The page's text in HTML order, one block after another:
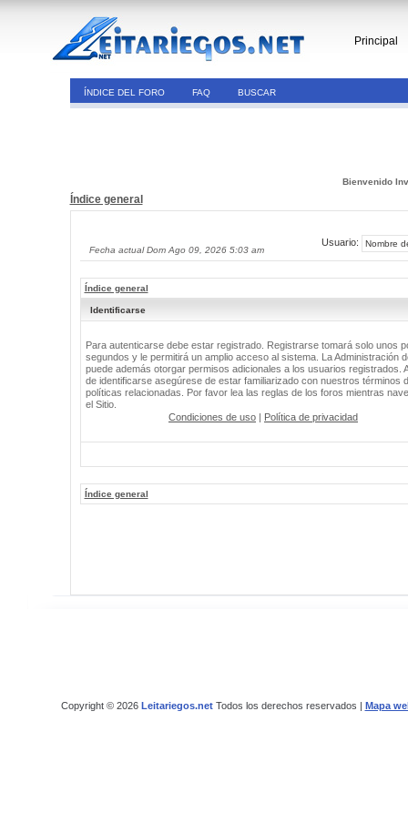
Principal
ÍNDICE DEL FORO FAQ BUSCAR
Bienvenido
Índice general
Fecha actual Dom Ago 09, 2026 5:03 am
Usuario:
Índice general
Identificarse
Para autenticarse debe estar registrado. Registrarse tomará solo unos
segundos y le permitirá un amplio acceso al sistema. La Administración
puede además otorgar permisos adicionales a los usuarios registrados.
de identificarse asegúrese de estar familiarizado con nuestros términos
políticas relacionadas. Por favor lea las reglas de los foros mientras
el Sitio.
Condiciones de uso | Política de privacidad
Índice general
Copyright © 2026 Leitariegos.netTodos los derechos reservados | Mapa